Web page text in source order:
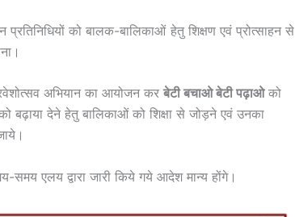
को बालक-बालिकाओं हेतु शिक्षण एवं प्रोत्साहन से
अभियान का आयोजन कर बेटी बचाओ बेटी पढ़ाओको
बढ़ाया देने हेतु बालिकाओं को शिक्षा से जोड़ने एवं उनका
समय एलय द्वारा जारी किये गये आदेश मान्य होंगे।